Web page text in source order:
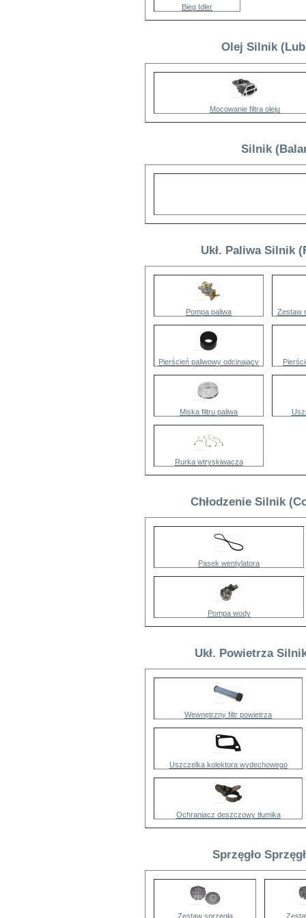
Bieg Idler
Olej Silnik
Mocowanie filtra oleju
Silnik
Ukł. Paliwa Silnik
Pompa paliwa Zestaw
Pierścień paliwowy odcinający
Miska filtru paliwa
Rurka wtryskiwacza
Chłodzenie Silnik
Pasek wentylatora
Pompa wody
Ukł. Powietrza
Wewnętrzny filtr powietrza
Uszczelka kolektora wydechowego
Ochraniacz deszczowy tłumika
Sprzęgło
Zestaw sprzęgła